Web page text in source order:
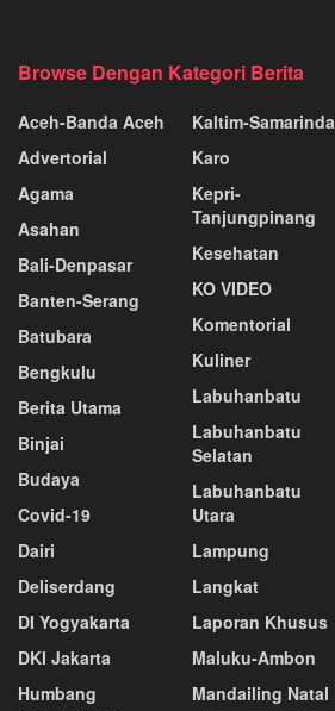
Browse Dengan Kategori Berita
Aceh-Banda Aceh
Advertorial
Agama
Asahan
Bali-Denpasar
Banten-Serang
Batubara
Bengkulu
Berita Utama
Binjai
Budaya
Covid-19
Dairi
Deliserdang
DI Yogyakarta
DKI Jakarta
Humbang
Kaltim-Samarinda
Karo
Kepri-
Tanjungpinang
Kesehatan
KO VIDEO
Komentorial
Kuliner
Labuhanbatu
Labuhanbatu
Selatan
Labuhanbatu
Utara
Lampung
Langkat
Laporan Khusus
Maluku-Ambon
Mandailing Natal